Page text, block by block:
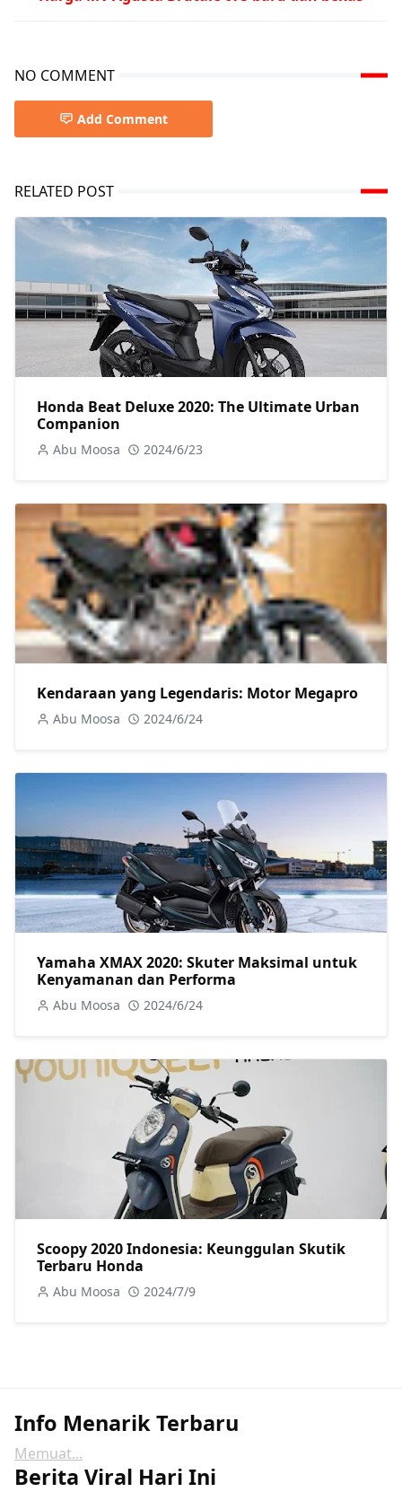
NO COMMENT
Add Comment
RELATED POST
Honda Beat Deluxe 2020: The Ultimate Urban
Companion
Abu Moosa 2024/6/23
Kendaraan yang Legendaris: Motor Megapro
Abu Moosa 2024/6/24
Yamaha XMAX 2020: Skuter Maksimal untuk
Kenyamanan dan Performa
Abu Moosa 2024/6/24
Scoopy 2020 Indonesia: Keunggulan Skutik
Terbaru Honda
Abu Moosa 2024/7/9
Info Menarik Terbaru
Memuat...
Berita Viral Hari Ini